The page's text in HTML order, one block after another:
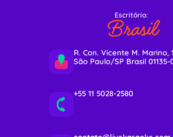
Escritório:
Brasil
R. Con. Vicente M. Marino,
São Paulo/SP Brasil 01135-
+55 11 5028-2580